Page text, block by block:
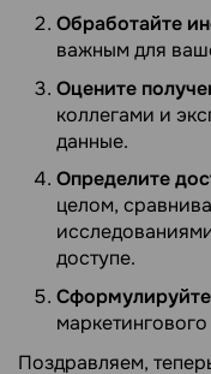
Обработайте
важным для
Оцените
коллегами и
данные.
Определите
целом,
доступе.
Поздравляем,